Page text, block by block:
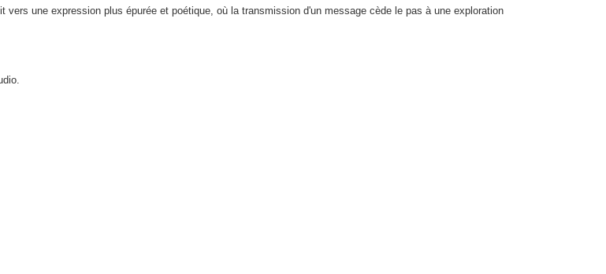
une expression plus épurée et poétique, où la transmission d'un message cède le pas à une exploration